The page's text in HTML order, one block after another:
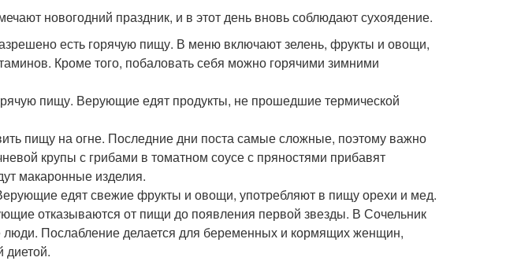
новогодний праздник, и в этот день вновь соблюдают сухоядение.
есть горячую пищу. В меню включают зелень, фрукты и овощи,
Кроме того, побаловать себя можно горячими зимними
пищу. Верующие едят продукты, не прошедшие термической
пищу на огне. Последние дни поста самые сложные, поэтому важно
крупы с грибами в томатном соусе с пряностями прибавят
макаронные изделия.
едят свежие фрукты и овощи, употребляют в пищу орехи и мед.
отказываются от пищи до появления первой звезды. В Сочельник
Послабление делается для беременных и кормящих женщин,
диетой.